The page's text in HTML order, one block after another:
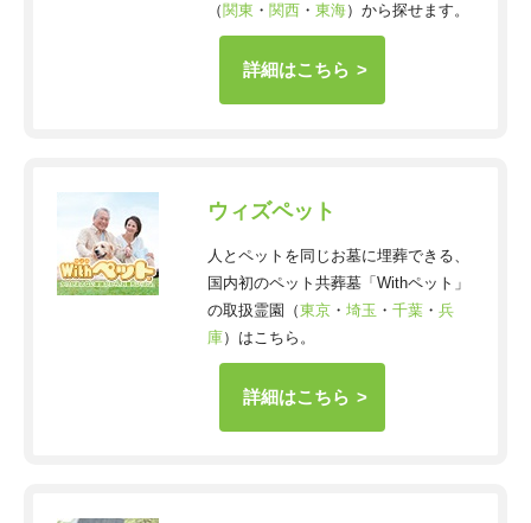
（ 関東 ・ 関西・ 東海）から探せます。
詳細はこちら
ウィズペット
人とペットを同じお墓に埋葬できる、
国内初のペット共葬墓「Withペット」
の取扱霊園（東京・ 埼玉 ・ 千葉・ 兵
庫）はこちら。
詳細はこちら